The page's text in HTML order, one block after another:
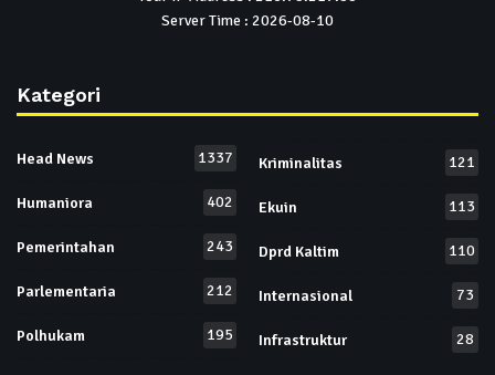
Server Time : 2026-08-10
Kategori
Head News 1337
Humaniora 402
Pemerintahan 243
Parlementaria 212
Polhukam 195
Kriminalitas 121
Ekuin 113
Dprd Kaltim 110
Internasional 73
Infrastruktur 28